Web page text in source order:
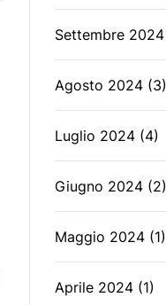
Settembre 2024
Agosto 2024 (3)
Luglio 2024 (4)
Giugno 2024 (2)
Maggio 2024 (1)
Aprile 2024 (1)